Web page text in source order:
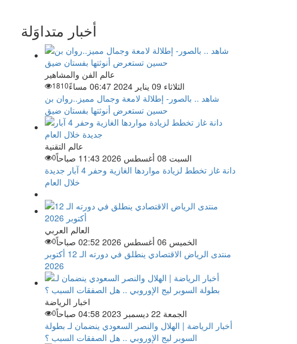
أخبار متداوَلة
عالم الفن والمشاهير
الثلاثاء 09 يناير 2024 06:47 مساءً
1810
شاهد .. بالصور- إطلالة لامعة وجمال مميز..روان بن
حسين تستعرض أنوثتها بفستان ضيق
عالم التقنية
السبت 08 أغسطس 2026 11:43 صباحاً
0
دانة غاز تخطط لزيادة مواردها الغازية وحفر 4 آبار جديدة
خلال العام
العالم العربي
الخميس 06 أغسطس 2026 02:52 صباحاً
0
منتدى الرياض الاقتصادي ينطلق في دورته الـ 12 أكتوبر
2026
اخبار الرياضة
الجمعة 22 ديسمبر 2023 04:58 صباحاً
0
أخبار الرياضة | الهلال والنصر السعودي ينضمان لـ بطولة
السوبر ليج الإوروبي .. هل الصفقات السبب ؟